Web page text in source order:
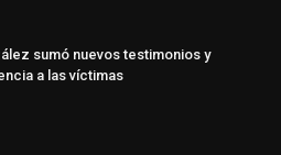
sumó nuevos testimonios y
a las víctimas